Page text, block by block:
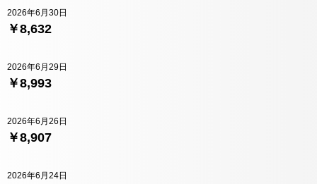
￥8,632
2026年6月30日
￥8,993
2026年6月29日
￥8,907
2026年6月26日
2026年6月24日